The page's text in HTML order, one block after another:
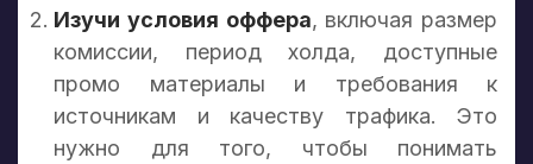
Изучи условия оффера, включая размер
комиссии, период холда, доступные
промо материалы и требования к
источникам и качеству трафика. Это
нужно для того, чтобы понимать